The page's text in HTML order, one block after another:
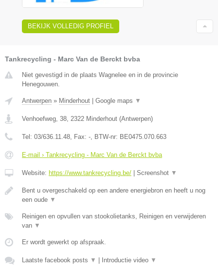
BEKIJK VOLLEDIG PROFIEL
Tankrecycling - Marc Van de Berckt bvba
Niet gevestigd in de plaats Wagnelee en in de provincie
Henegouwen.
Antwerpen » Minderhout | Google maps ▼
Venhoefweg, 38 2322 Minderhout (Antwerpen)
Tel: 03/636.11.48 , Fax: - , BTW-nr: BE0475.070.663
E-mail › Tankrecycling - Marc Van de Berckt bvba
Website: https://www.tankrecycling.be/ | Screenshot ▼
Bent u overgeschakeld op een andere energiebron en heeft u nog
een oude ▼
Reinigen en opvullen van stookolietanks, Reinigen en verwijderen
van ▼
Er wordt gewerkt op afspraak.
Laatste facebook posts ▼ | Introductie video ▼